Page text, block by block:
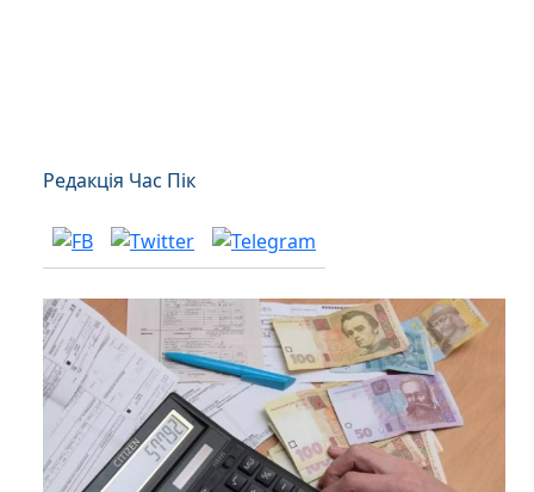
Редакція Час Пік